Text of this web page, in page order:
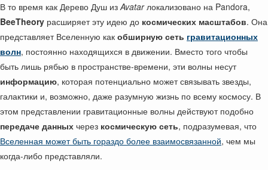
В то время как Дерево Душ изAvatarлокализовано на Pandora,
BeeTheory расширяет эту идею до космических масштабов. Она
представляет Вселенную как обширную сеть гравитационных
волн, постоянно находящихся в движении. Вместо того чтобы
быть лишь рябью в пространстве-времени, эти волны несут
информацию, которая потенциально может связывать звезды,
галактики и, возможно, даже разумную жизнь по всему космосу. В
этом представлении гравитационные волны действуют подобно
передаче данных через космическую сеть, подразумевая, что
Вселенная может быть гораздо более взаимосвязанной, чем мы
когда-либо представляли.